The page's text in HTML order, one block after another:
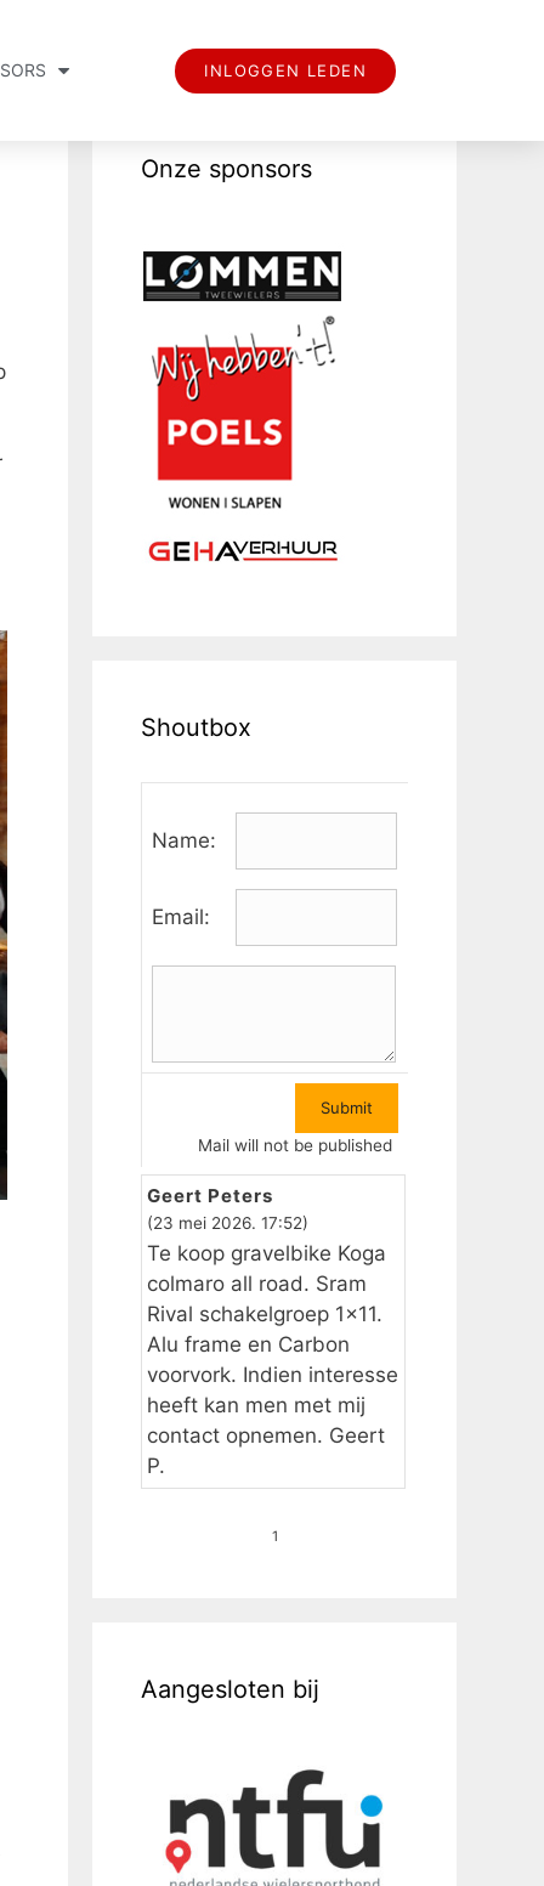
INLOGGEN LEDEN
Onze sponsors
Shoutbox
Name:
Email:
Mail will not be published
Geert Peters
(23 mei 2026. 17:52)
Te koop gravelbike Koga
colmaro all road. Sram
Rival schakelgroep 1×11.
Alu frame en Carbon
voorvork. Indien interesse
heeft kan men met mij
contact opnemen. Geert
P.
1
Aangesloten bij